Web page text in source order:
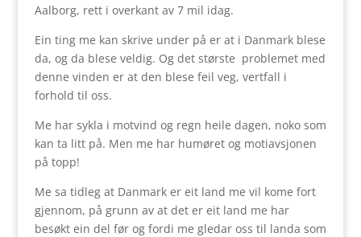
Aalborg, rett i overkant av 7 mil idag.
Ein ting me kan skrive under på er at i Danmark blese
da, og da blese veldig. Og det største problemet med
denne vinden er at den blese feil veg, vertfall i
forhold til oss.
Me har sykla i motvind og regn heile dagen, noko som
kan ta litt på. Men me har humøret og motiavsjonen
på topp!
Me sa tidleg at Danmark er eit land me vil kome fort
gjennom, på grunn av at det er eit land me har
besøkt ein del før og fordi me gledar oss til landa som